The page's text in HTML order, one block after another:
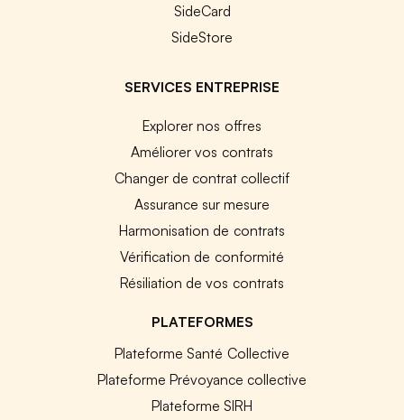
SideCard
SideStore
SERVICES ENTREPRISE
Explorer nos offres
Améliorer vos contrats
Changer de contrat collectif
Assurance sur mesure
Harmonisation de contrats
Vérification de conformité
Résiliation de vos contrats
PLATEFORMES
Plateforme Santé Collective
Plateforme Prévoyance collective
Plateforme SIRH